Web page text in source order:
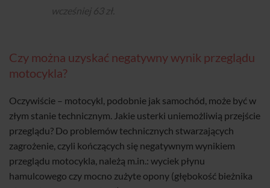
wcześniej 63 zł.
Czy można uzyskać negatywny wynik przeglądu
motocykla?
Oczywiście – motocykl, podobnie jak samochód, może być w
złym stanie technicznym. Jakie usterki uniemożliwią przejście
przeglądu? Do problemów technicznych stwarzających
zagrożenie, czyli kończących się negatywnym wynikiem
przeglądu motocykla, należą m.in.: wyciek płynu
hamulcowego czy mocno zużyte opony (głębokość bieżnika